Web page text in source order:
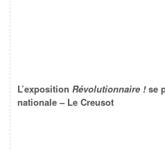
L’exposition Révolutionnaire !se
nationale – Le Creusot